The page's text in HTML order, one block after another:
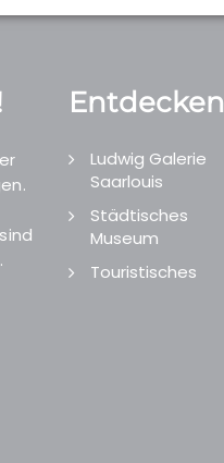
Entdecken
Ludwig Galerie
Saarlouis
Städtisches
Museum
Touristisches